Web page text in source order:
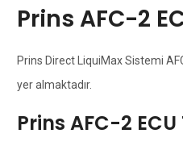
Prins AFC-2
Prins Direct LiquiMax Sistemi
yer almaktadır.
Prins AFC-2